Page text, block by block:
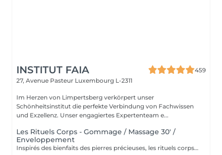
INSTITUT FAIA
459
27, Avenue Pasteur Luxembourg L-2311
Im Herzen von Limpertsberg verkörpert unser
Schönheitsinstitut die perfekte Verbindung von Fachwissen
und Exzellenz. Unser engagiertes Expertenteam e...
Les Rituels Corps - Gommage / Massage 30' /
Enveloppement
Inspirés des bienfaits des pierres précieuses, les rituels corps Gemology associent techniques de massage expertes et actifs minéraux pour offrir un moment de détente absolue. Chaque soin est conçu pour rééquilibrer, hydrater, raffermir ou détoxifier la peau, tout en apaisant le corps et l'esprit. Une expérience sensorielle unique, où luxe et efficacité se rencontrent pour révéler l'éclat naturel de votre peau.